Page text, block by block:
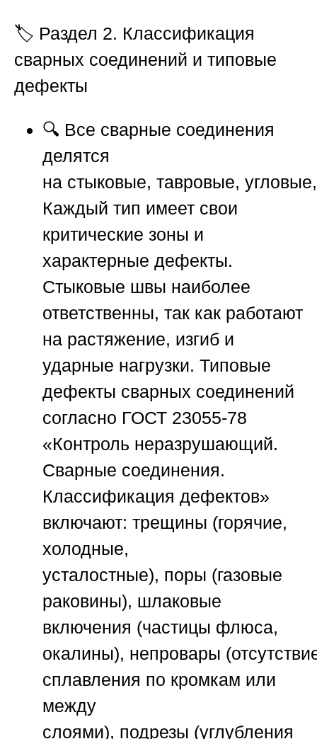
🏷️ Раздел 2. Классификация
сварных соединений и типовые
дефекты
🔍 Все сварные соединения
делятся
на стыковые, тавровые, угловые
Каждый тип имеет свои
критические зоны и
характерные дефекты.
Стыковые швы наиболее
ответственны, так как работают
на растяжение, изгиб и
ударные нагрузки. Типовые
дефекты сварных соединений
согласно ГОСТ 23055-78
«Контроль неразрушающий.
Сварные соединения.
Классификация дефектов»
включают: трещины (горячие,
холодные,
усталостные), поры (газовые
раковины), шлаковые
включения (частицы флюса,
окалины), непровары
сплавления по кромкам или
между
слоями), подрезы (углубления